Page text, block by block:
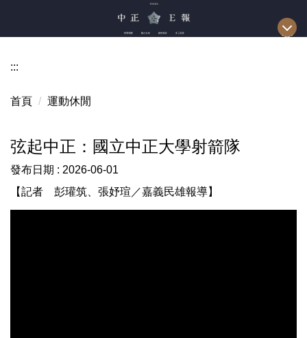
區
:::
首頁 運動休閒
弦起中正：國立中正大學射箭隊
發布日期 : 2026-06-01
【記者 彭瓘筑、張妤瑄／嘉義民雄報導】